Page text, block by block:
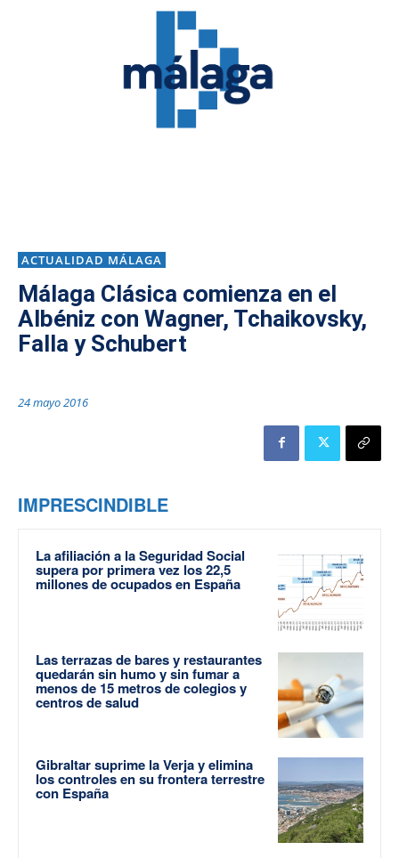
ACTUALIDAD MÁLAGA
Málaga Clásica comienza en el
Albéniz con Wagner, Tchaikovsky,
Falla y Schubert
24 mayo 2016
IMPRESCINDIBLE
La afiliación a la Seguridad Social
supera por primera vez los 22,5
millones de ocupados en España
Las terrazas de bares y restaurantes
quedarán sin humo y sin fumar a
menos de 15 metros de colegios y
centros de salud
Gibraltar suprime la Verja y elimina
los controles en su frontera terrestre
con España